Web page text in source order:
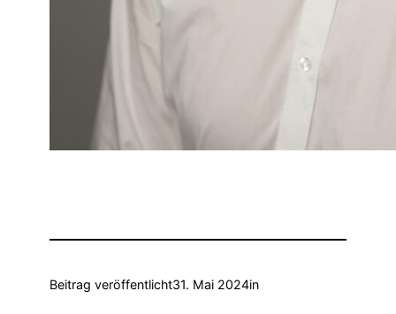
Beitrag veröffentlicht31. Mai 2024in